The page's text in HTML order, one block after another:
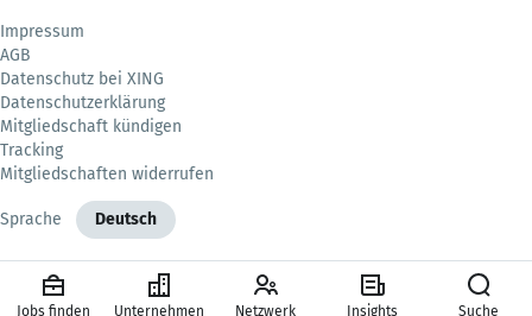
Impressum
AGB
Datenschutz bei XING
Datenschutzerklärung
Mitgliedschaft kündigen
Tracking
Mitgliedschaften widerrufen
Sprache Deutsch
Jobs finden Unternehmen Netzwerk Insights Suche